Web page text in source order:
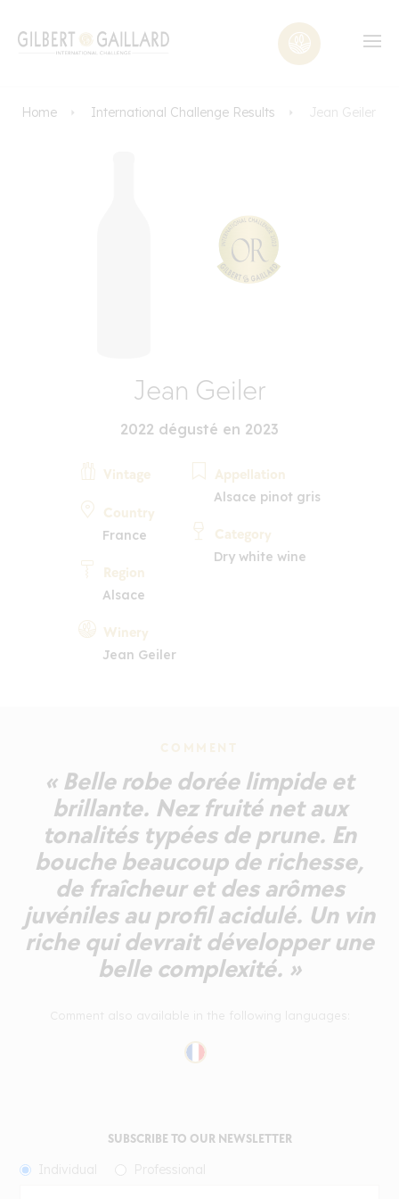
Home International Challenge Results Jean Geiler
Jean Geiler
2022 dégusté en 2023
Vintage
Country
France
Region
Alsace
Winery
Jean Geiler
Appellation
Alsace pinot gris
Category
Dry white wine
COMMENT
« Belle robe dorée limpide et
brillante. Nez fruité net aux
tonalités typées de prune. En
bouche beaucoup de richesse,
de fraîcheur et des arômes
juvéniles au profil acidulé. Un vin
riche qui devrait développer une
belle complexité. »
SUBSCRIBE TO OUR NEWSLETTER